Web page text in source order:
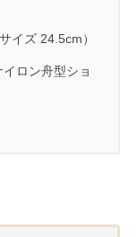
サイズ 24.5cm）
ロン舟型ショ